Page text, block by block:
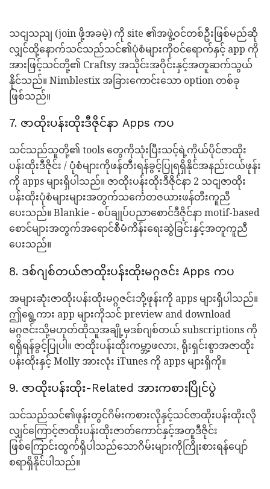
သငျသညျ (join ဖို့အခမဲ့) ကို site ၏အဖွဲ့ဝင်တစ်ဦးဖြစ်မည်ဆို
လျှင်ထို့နောက်သင်သည်သင်၏ပုံစံများကိုဝင်ရောက်နှင့် app ကို
အားဖြင့်သင်တို့၏ Craftsy အသိုင်းအဝိုင်းနှင့်အတူဆက်သွယ်
နိုင်သည်။ Nimblestix အခြားကောင်းသော option တစ်ခု
ဖြစ်သည်။
7. ဇာထိုးပန်းထိုးဒီဇိုင်နာ Apps ကပ
သင်သည်သူတို့၏ tools တွေကိုသုံးပြီးသင့်ရဲ့ကိုယ်ပိုင်ဇာထိုး
ပန်းထိုးဒီဇိုင်း / ပုံစံများကိုဖန်တီးရန်ခွင့်ပြုရရှိနိုင်အနည်းငယ်ဖုန်း
ကို apps များရှိပါသည်။ ဇာထိုးပန်းထိုးဒီဇိုင်နာ 2 သငျဇာထိုး
ပန်းထိုးပုံစံများများအတွက်သင်္ကေတဇယားဖန်တီးကူညီ
ပေးသည်။ Blankie - စပ်ချုပ်ပညာစောင်ဒီဇိုင်နာ motif-based
စောင်များအတွက်အရောင်စီမံကိန်းရေးဆွဲခြင်းနှင့်အတူကူညီ
ပေးသည်။
8. ဒစ်ဂျစ်တယ်ဇာထိုးပန်းထိုးမဂ္ဂဇင်း Apps ကပ
အများဆုံးဇာထိုးပန်းထိုးမဂ္ဂဇင်းဘို့ဖုန်းကို apps များရှိပါသည်။
ဤရွေ့ကား app များကိုသင် preview and download
မဂ္ဂဇင်းသို့မဟုတ်ထိုသူအချို့မှဒစ်ဂျစ်တယ် subscriptions ကို
ရရှိရန်ခွင့်ပြုပါ။ ဇာထိုးပန်းထိုးကမ္ဘာ့ဖလား, ရိုးရှင်းစွာအဇာထိုး
ပန်းထိုးနှင့် Molly အားလုံး iTunes ကို apps များရှိကို။
9. ဇာထိုးပန်းထိုး-Related အားကစားပြိုင်ပွဲ
သင်သည်သင်၏ဖုန်းတွင်ဂိမ်းကစားလိုနှင့်သင်ဇာထိုးပန်းထိုးလို
လျှင်ကြောင့်ဇာထိုးပန်းထိုးဇာတ်ကောင်နှင့်အတူဒီဇိုင်း
ဖြစ်ကြောင်းထွက်ရှိပါသည်သောဂိမ်းများကိုကြိုးစားရန်ပျော်
စရာရှိနိုင်ပါသည်။